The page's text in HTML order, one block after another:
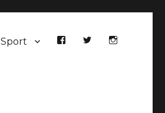
Sport